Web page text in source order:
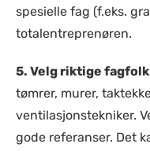
spesielle fag (f.eks.
totalentreprenøren.
5. Velg riktige
tømrer, murer,
ventilasjonstekniker.
gode referanser. Det